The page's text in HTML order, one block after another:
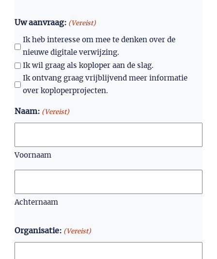
Uw aanvraag: (Vereist)
Ik heb interesse om mee te denken over de
nieuwe digitale verwijzing.
Ik wil graag als koploper aan de slag.
Ik ontvang graag vrijblijvend meer informatie
over koploperprojecten.
Naam: (Vereist)
Voornaam
Achternaam
Organisatie: (Vereist)